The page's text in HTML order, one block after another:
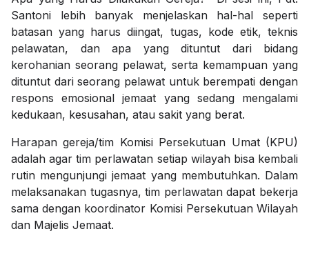
Santoni lebih banyak menjelaskan hal-hal seperti
batasan yang harus diingat, tugas, kode etik, teknis
pelawatan, dan apa yang dituntut dari bidang
kerohanian seorang pelawat, serta kemampuan yang
dituntut dari seorang pelawat untuk berempati dengan
respons emosional jemaat yang sedang mengalami
kedukaan, kesusahan, atau sakit yang berat.
Harapan gereja/tim Komisi Persekutuan Umat (KPU)
adalah agar tim perlawatan setiap wilayah bisa kembali
rutin mengunjungi jemaat yang membutuhkan. Dalam
melaksanakan tugasnya, tim perlawatan dapat bekerja
sama dengan koordinator Komisi Persekutuan Wilayah
dan Majelis Jemaat.